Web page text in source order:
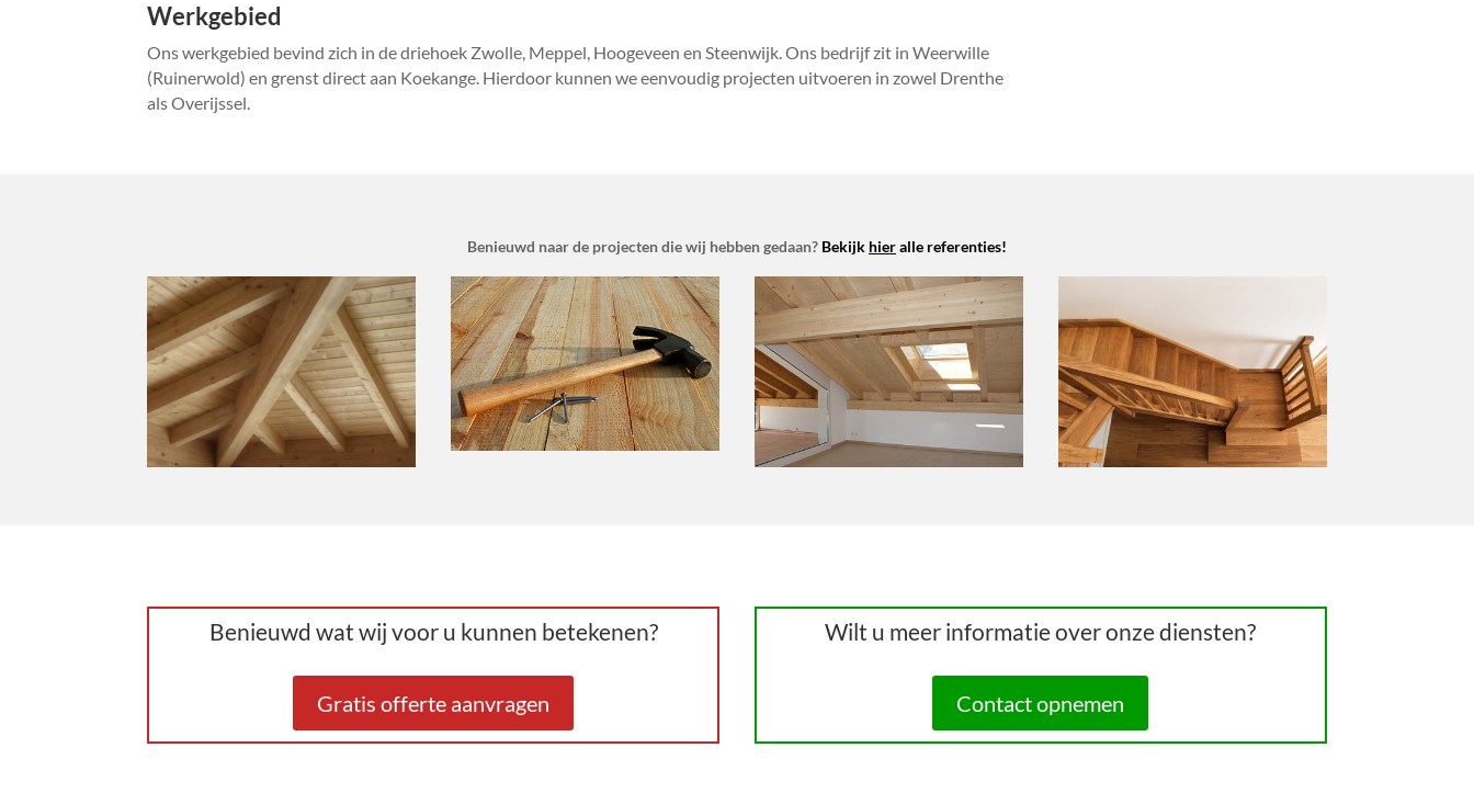
Werkgebied
Ons werkgebied bevind zich in de driehoek Zwolle, Meppel, Hoogeveen en Steenwijk. Ons bedrijf zit in Weerwille
(Ruinerwold) en grenst direct aan Koekange. Hierdoor kunnen we eenvoudig projecten uitvoeren in zowel Drenthe
als Overijssel.
Benieuwd naar de projecten die wij hebben gedaan? Bekijk hieralle referenties!
Benieuwd wat wij voor u kunnen betekenen?
Gratis offerte aanvragen
Wilt u meer informatie over onze diensten?
Contact opnemen